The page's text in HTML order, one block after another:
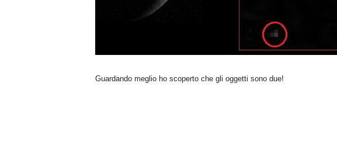
Guardando meglio ho scoperto che gli oggetti sono due!